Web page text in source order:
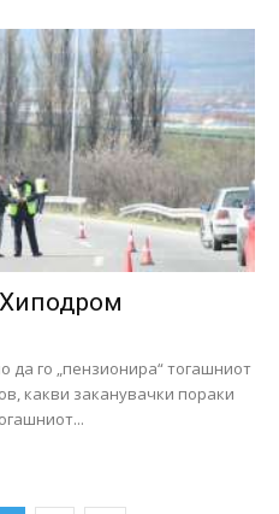
Хиподром
да го „пензионира“ тогашниот
какви заканувачки пораки